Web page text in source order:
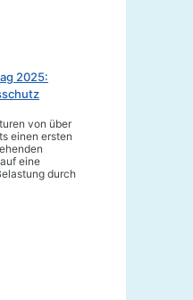
2025:
von über
einen ersten
eine
durch